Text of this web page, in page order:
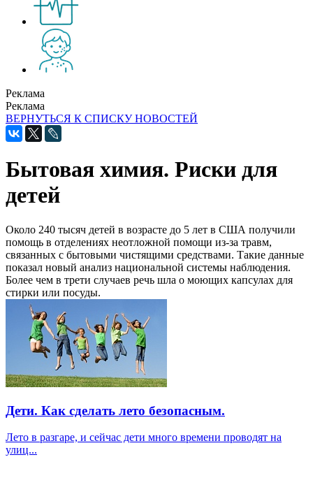
Реклама
Реклама
ВЕРНУТЬСЯ К СПИСКУ НОВОСТЕЙ
Бытовая химия. Риски для
детей
Около 240 тысяч детей в возрасте до 5 лет в США получили
помощь в отделениях неотложной помощи из-за травм,
связанных с бытовыми чистящими средствами. Такие данные
показал новый анализ национальной системы наблюдения.
Более чем в трети случаев речь шла о моющих капсулах для
стирки или посуды.
Дети. Как сделать лето безопасным.
Лето в разгаре, и сейчас дети много времени проводят на
улиц...